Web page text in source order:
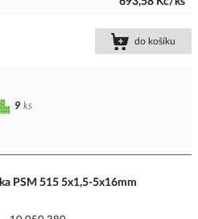
do košíku
9 ks
PSM 515 5x1,5-5x16mm